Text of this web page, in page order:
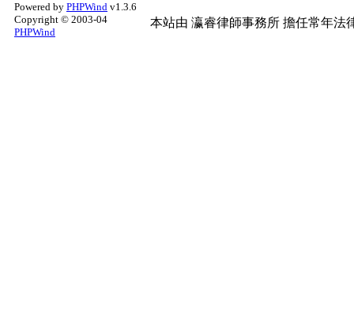
Powered by PHPWind v1.3.6
Copyright © 2003-04
PHPWind
本站由 瀛睿律師事務所 擔任常年法